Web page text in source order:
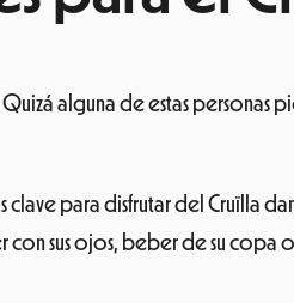
alguna de estas
para disfrutar del Cruïlla
sus ojos, beber de su copa